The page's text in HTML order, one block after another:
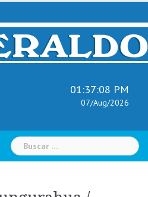
01:37:09 PM
07/Aug/2026
Buscar: